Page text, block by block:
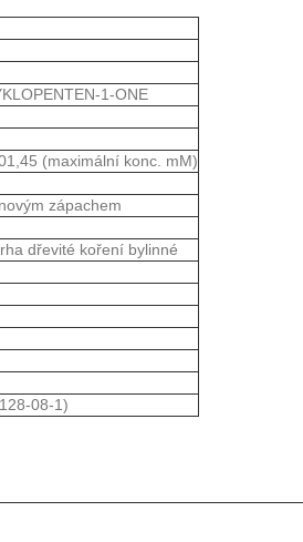
1-ONE
(maximální konc. mM)
zápachem
dřevité koření bylinné
08-1)